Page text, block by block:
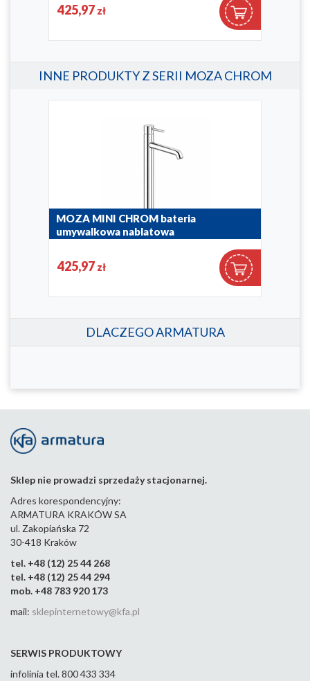
425,97 zł
INNE PRODUKTY Z SERII MOZA CHROM
MOZA MINI CHROM bateria
umywalkowa nablatowa
425,97 zł
DLACZEGO ARMATURA
Sklep nie prowadzi sprzedaży stacjonarnej.
Adres korespondencyjny:
ARMATURA KRAKÓW SA
ul. Zakopiańska 72
30-418 Kraków
tel. +48 (12) 25 44 268
tel. +48 (12) 25 44 294
mob. +48 783 920 173
mail: sklepinternetowy@kfa.pl
SERWIS PRODUKTOWY
infolinia tel. 800 433 334